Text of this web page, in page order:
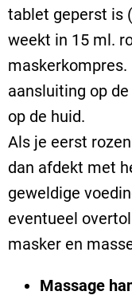
tablet geperst is
weekt in 15 ml.
aansluiting op
op de huid.
Als je eerst
dan afdekt met
geweldige
eventueel
masker en
Massage